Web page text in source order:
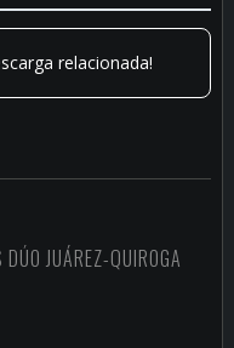
relacionada!
JUÁREZ-QUIROGA